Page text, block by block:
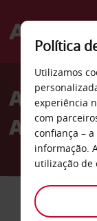
Welcome
Avis
CARRO
Política
Utilizamos
experiência
com
confiança – a
informação.
utilização de